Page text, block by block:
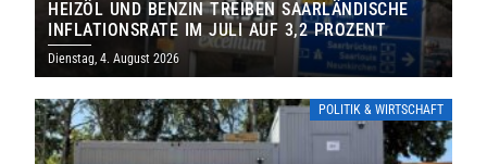
HEIZÖL UND BENZIN TREIBEN SAARLÄNDISCHE
INFLATIONSRATE IM JULI AUF 3,2 PROZENT
Dienstag, 4. August 2026
POLITIK & WIRTSCHAFT